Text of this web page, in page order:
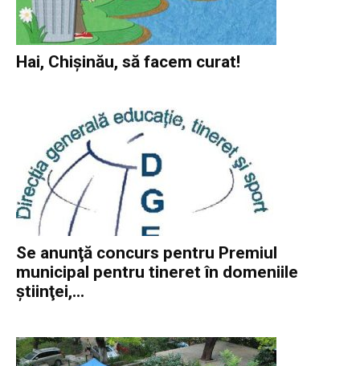
Hai, Chișinău, să facem curat!
Se anunţă concurs pentru Premiul
municipal pentru tineret în domeniile
ştiinţei,...